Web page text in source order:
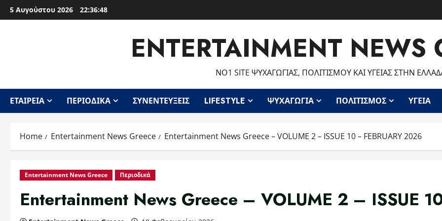
Skip
to
5 Αυγούστου 2026 22:36:49
ENTERTAINMENT NEWS
ΝΟ1 SITE ΨΥΧΑΓΩΓΊΑΣ, ΠΟΛΙΤΙΣΜΟΎ ΚΑΙ ΥΓΕΊΑΣ ΣΤΗΝ
ΕΤΑΙΡΕΊΑ ΠΕΡΙΟΔΙΚΆ ΣΥΝΕΝΤΕΎΞΕΙΣ LIFESTYLE ΨΥΧΑΓΩΓΊΑ ΠΟΛΙΤΙΣΜΌΣ ΥΓΕΊΑ
Home Entertainment News Greece Entertainment News Greece – VOLUME 2 – ISSUE 10 – FEBRUARY 2026
Entertainment News Greece Περιοδικά
Entertainment News Greece – VOLUME 2 – ISSUE